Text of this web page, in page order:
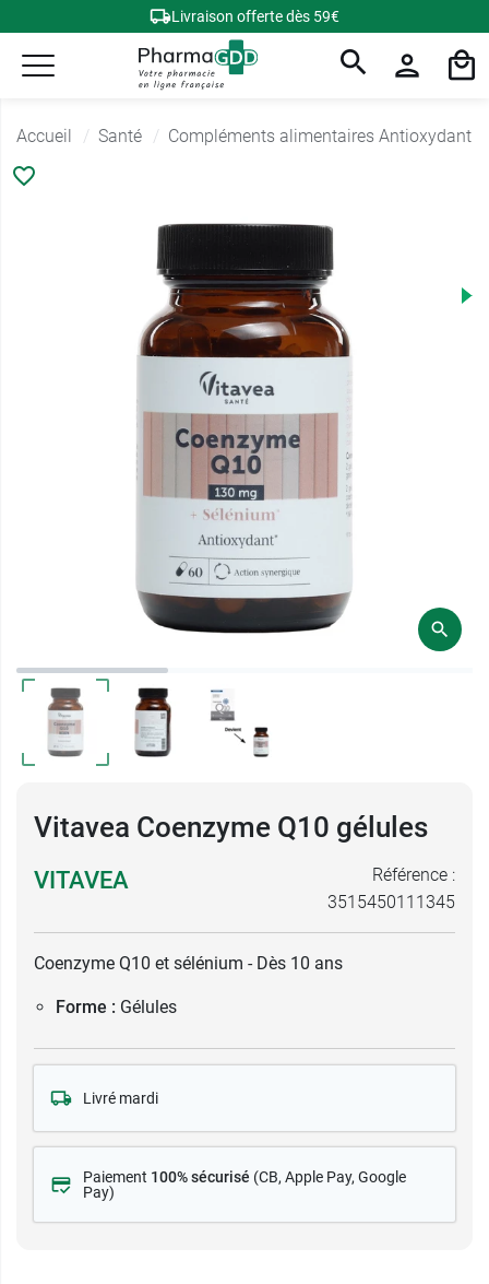
Livraison offerte dès 59€
Accueil Santé Compléments alimentaires Antioxydant
Vitavea Coenzyme Q10 gélules
VITAVEA
Référence :
3515450111345
Coenzyme Q10 et sélénium - Dès 10 ans
Forme : Gélules
Livré mardi
Paiement 100% sécurisé (CB, Apple Pay, Google
Pay)